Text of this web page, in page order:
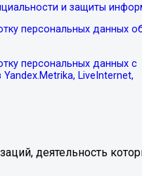
и защиты
персональных данных
персональных данных с
LiveInternet,
деятельность